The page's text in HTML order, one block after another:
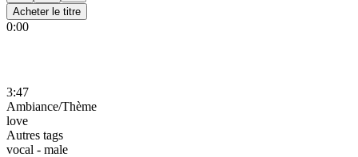
Acheter le titre
0:00
3:47
Ambiance/Thème
love
Autres tags
vocal - male